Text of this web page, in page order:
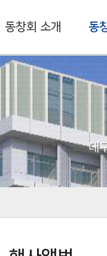
동창회 소개 동
대